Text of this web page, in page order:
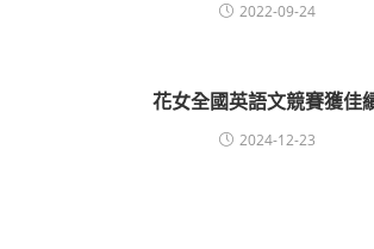
2022-09-24
花女全國英語文競賽獲佳
2024-12-23